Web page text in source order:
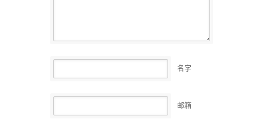
名字
邮箱